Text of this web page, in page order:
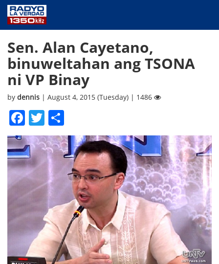
PUBLIC SERVICE
ANNOUNCEMENTS
PROGRAMS
ABOUT
Sen. Alan Cayetano,
binuweltahan ang TSONA
ni VP Binay
by dennis | August 4, 2015 (Tuesday) | 1486
Facebook
Twitter